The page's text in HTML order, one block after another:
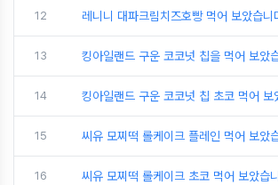
12 레니니 대파크림치즈호빵 먹어 보았습니
13 킹아일랜드 구운 코코넛 칩을 먹어 보았
14 킹아일랜드 구운 코코넛 칩 초코 먹어 보
15 씨유 모찌떡 롤케이크 플레인 먹어 보았
16 씨유 모찌떡 롤케이크 초코 먹어 보았습